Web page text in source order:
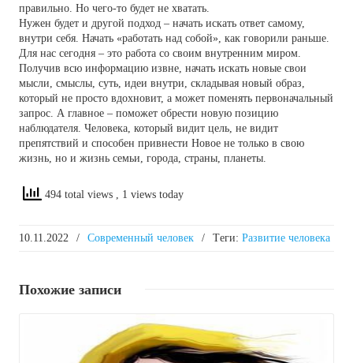
правильно. Но чего-то будет не хватать.
Нужен будет и другой подход – начать искать ответ самому,
внутри себя. Начать «работать над собой», как говорили раньше.
Для нас сегодня – это работа со своим внутренним миром.
Получив всю информацию извне, начать искать новые свои
мысли, смыслы, суть, идеи внутри, складывая новый образ,
который не просто вдохновит, а может поменять первоначальный
запрос. А главное – поможет обрести новую позицию
наблюдателя. Человека, который видит цель, не видит
препятствий и способен привнести Новое не только в свою
жизнь, но и жизнь семьи, города, страны, планеты.
494 total views , 1 views today
10.11.2022 / Современный человек / Tеги: Развитие человека
Похожие записи